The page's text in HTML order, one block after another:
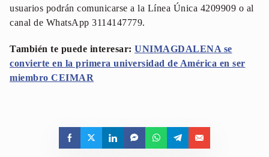
usuarios podrán comunicarse a la Línea Única 4209909 o al
canal de WhatsApp 3114147779.
También te puede interesar: UNIMAGDALENA se
convierte en la primera universidad de América en ser
miembro CEIMAR